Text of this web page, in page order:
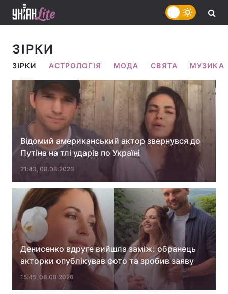
ЗІРКИ
ЗІРКИ АСТРОЛОГІЯ МОДА СВЯТА МУЗИКА
Відомий американський актор звернувся до
Путіна на тлі ударів по Україні
21:43, 08.08.2026
Денисенко вдруге вийшла заміж: обранець
акторки опублікував фото та зробив заяву
15:45, 08.08.2026